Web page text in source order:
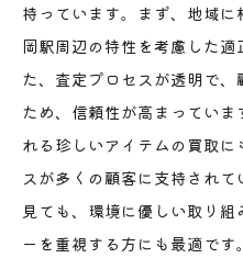
家宝豊岡店が果た
豊岡駅エリアでの
家宝豊岡店の市場
豊岡駅周辺での買
家宝豊岡店の最新
持っています。まず、地域
岡駅周辺の特性を考慮した
た、査定プロセスが透明で
ため、信頼性が高まってい
れる珍しいアイテムの買取
スが多くの顧客に支持され
見ても、環境に優しい取り
ーを重視する方にも最適です。